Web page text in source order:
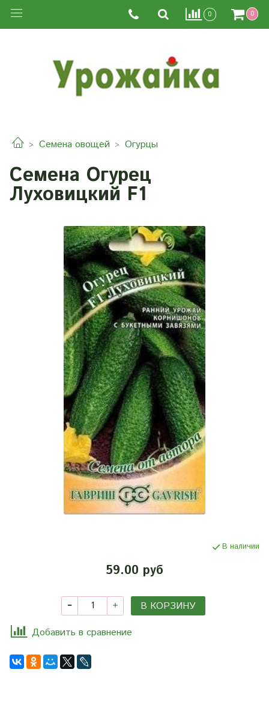
0 0
Семена овощей Огурцы
Семена Огурец
Луховицкий F1
В наличии
59.00 руб
В КОРЗИНУ
Добавить в сравнение